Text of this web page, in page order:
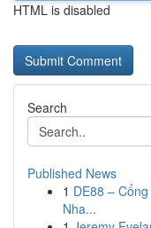
HTML is disabled
Search
Published News
1 DE88 –
Nha...